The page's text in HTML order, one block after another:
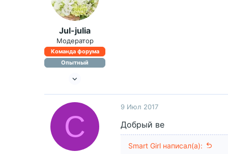
Jul-julia
Модератор
Команда форума
Опытный
С
9 Июл 2017
Добрый ве
Smart Girl написал(а):